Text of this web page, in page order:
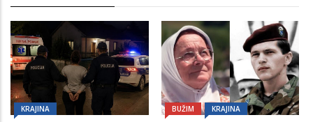
KRAJINA BUŽIM KRAJINA